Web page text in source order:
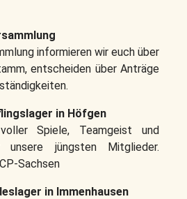
informieren wir euch über
entscheiden über Anträge
in Höfgen
Spiele, Teamgeist und
unsere jüngsten Mitglieder.
Sachsen
in Immenhausen